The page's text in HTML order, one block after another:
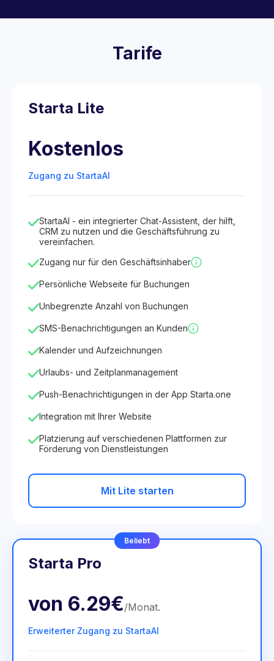
Tarife
Starta Lite
Kostenlos
Zugang zu StartaAI
StartaAI - ein integrierter Chat-Assistent, der hilft,
CRM zu nutzen und die Geschäftsführung zu
vereinfachen.
Zugang nur für den Geschäftsinhaber
Persönliche Webseite für Buchungen
Unbegrenzte Anzahl von Buchungen
SMS-Benachrichtigungen an Kunden
Kalender und Aufzeichnungen
Urlaubs- und Zeitplanmanagement
Push-Benachrichtigungen in der App Starta.one
Integration mit Ihrer Website
Platzierung auf verschiedenen Plattformen zur
Förderung von Dienstleistungen
Mit Lite starten
Beliebt
Starta Pro
von 6.29€/Monat.
Erweiterter Zugang zu StartaAI